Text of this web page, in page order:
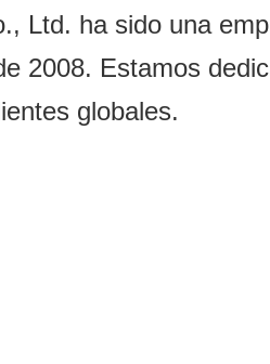
Ltd. ha sido una
2008. Estamos
globales.